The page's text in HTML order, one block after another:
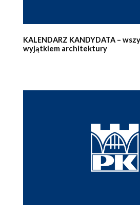
KALENDARZ KANDYDATA –
wyjątkiem architektury